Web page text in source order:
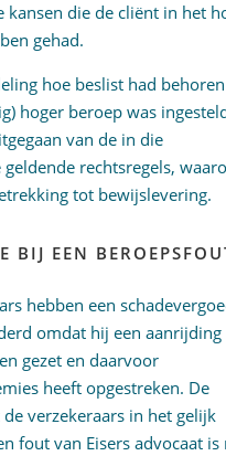
kansen die de cliënt in het
gehad.
hoe beslist had
hoger beroep was
van de in die
rechtsregels,
tot bewijslevering.
BIJ EEN
hebben een
omdat hij een aanrijding
gezet en daarvoor
heeft opgestreken. De
verzekeraars in het gelijk
fout van Eisers advocaat is